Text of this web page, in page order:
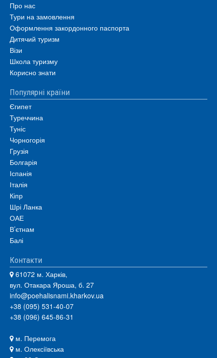
Про нас
Тури на замовлення
Оформлення закордонного паспорта
Дитячий туризм
Візи
Школа туризму
Корисно знати
Популярні країни
Єгипет
Туреччина
Туніс
Чорногорія
Грузія
Болгарія
Іспанія
Італія
Кіпр
Шрі Ланка
ОАЕ
В’єтнам
Балі
Контакти
61072 м. Харків,
вул. Отакара Яроша, б. 27
info@poehalisnami.kharkov.ua
+38 (095) 531-40-07
+38 (096) 645-86-31
м. Перемога
м. Олексіївська